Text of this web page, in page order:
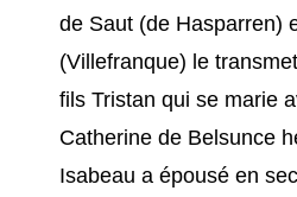
de Saut (de Hasparren)
(Villefranque) le
fils Tristan qui se marie
Catherine de Belsunce
Isabeau a épousé en